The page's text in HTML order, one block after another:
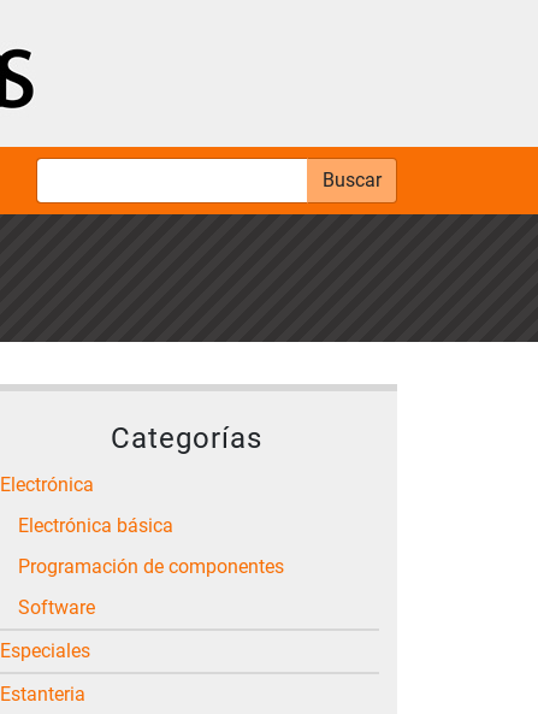
Buscar
Categorías
Electrónica
Electrónica básica
Programación de componentes
Software
Especiales
Estanteria